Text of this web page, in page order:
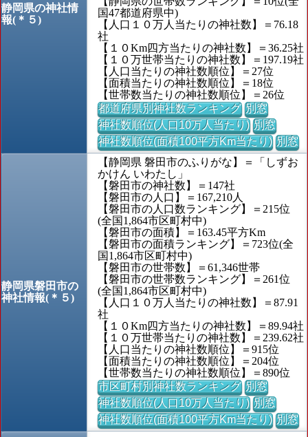
静岡県の神社情
報(＊５)
国47都道府県中)
【人口１０万人当たりの神社数】＝76.18
社
【１０Km四方当たりの神社数】＝36.25社
【１０万世帯当たりの神社数】＝197.19社
【人口当たりの神社数順位】＝27位
【面積当たりの神社数順位】＝18位
【世帯数当たりの神社数順位】＝26位
都道府県別神社数ランキング 別窓
神社数順位(人口10万人当たり) 別窓
神社数順位(面積100平方Km当たり) 別窓
静岡県磐田市の
神社情報(＊５)
【静岡県 磐田市のふりがな】＝「しずお
かけん いわたし」
【磐田市の神社数】＝147社
【磐田市の人口】＝167,210人
【磐田市の人口数ランキング】＝215位
(全国1,864市区町村中)
【磐田市の面積】＝163.45平方Km
【磐田市の面積ランキング】＝723位(全
国1,864市区町村中)
【磐田市の世帯数】＝61,346世帯
【磐田市の世帯数ランキング】＝261位
(全国1,864市区町村中)
【人口１０万人当たりの神社数】＝87.91
社
【１０Km四方当たりの神社数】＝89.94社
【１０万世帯当たりの神社数】＝239.62社
【人口当たりの神社数順位】＝915位
【面積当たりの神社数順位】＝204位
【世帯数当たりの神社数順位】＝890位
市区町村別神社数ランキング 別窓
神社数順位(人口10万人当たり) 別窓
神社数順位(面積100平方Km当たり) 別窓